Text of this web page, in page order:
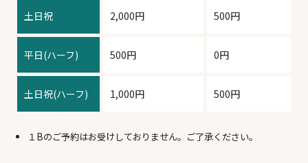
土日祝 2,000円 500円
平日(ハーフ) 500円 0円
土日祝(ハーフ) 1,000円 500円
１Bのご予約はお受けしておりません。ご了承ください。